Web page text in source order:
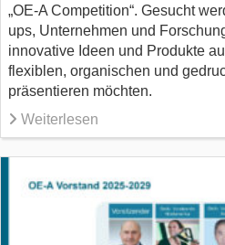
„OE-A Competition“. Gesucht
ups, Unternehmen und
innovative Ideen und Produkte
flexiblen, organischen und
präsentieren möchten.
Weiterlesen